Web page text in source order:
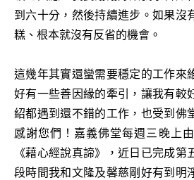
到六十分，然後持續進步。如果沒
糕、根本就沒有反省的機會。
這幾年其實還蠻需要穩定的工作來
好有一些善因緣的牽引，讓我有較
紹都遇到還不錯的工作，也受到佛
感謝您們！嘉義佛堂每週三晚上
《藉心經說真諦》，近日已完成第
段時間我和文隆及馨慈剛好有到明